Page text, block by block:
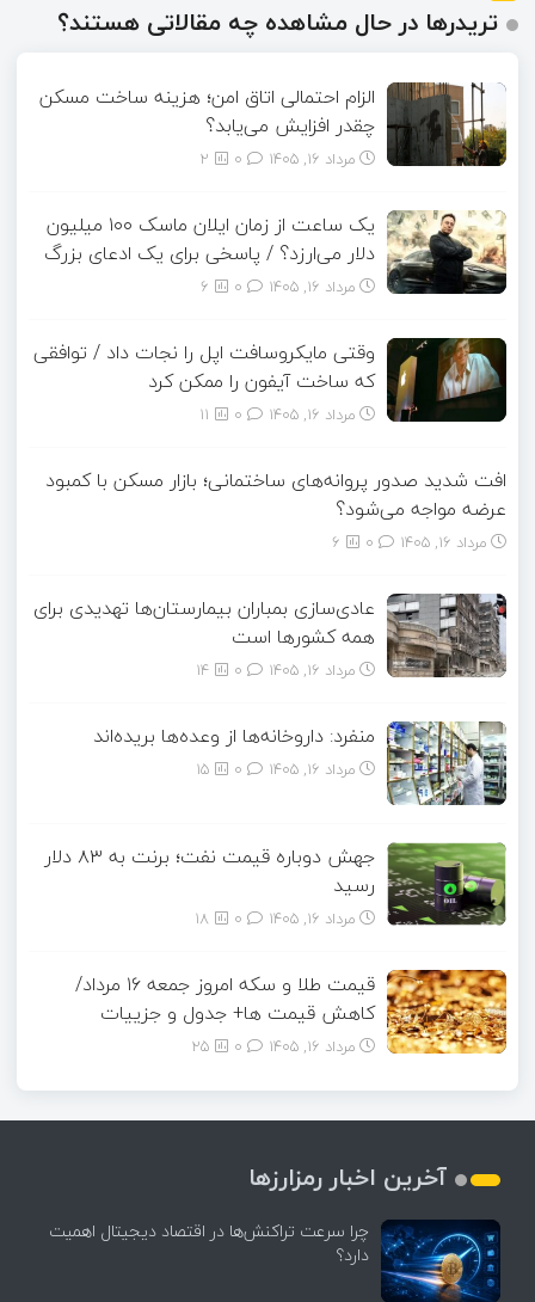
تریدرها در حال مشاهده چه مقالاتی هستند؟
الزام احتمالی اتاق امن؛ هزینه ساخت مسکن
چقدر افزایش می‌یابد؟
مرداد ۱۶, ۱۴۰۵ 2
یک ساعت از زمان ایلان ماسک ۱۰۰ میلیون
دلار می‌ارزد؟ / پاسخی برای یک ادعای بزرگ
مرداد ۱۶, ۱۴۰۵ 6
وقتی مایکروسافت اپل را نجات داد / توافقی
که ساخت آیفون را ممکن کرد
مرداد ۱۶, ۱۴۰۵ 11
افت شدید صدور پروانه‌های ساختمانی؛ بازار مسکن با کمبود
عرضه مواجه می‌شود؟
مرداد ۱۶, ۱۴۰۵ 6
عادی‌سازی بمباران بیمارستان‌ها تهدیدی برای
همه کشورها است
مرداد ۱۶, ۱۴۰۵ 14
منفرد: داروخانه‌ها از وعده‌ها بریده‌اند
مرداد ۱۶, ۱۴۰۵ 15
جهش دوباره قیمت نفت؛ برنت به ۸۳ دلار
رسید
مرداد ۱۶, ۱۴۰۵ 18
قیمت طلا و سکه امروز جمعه ۱۶ مرداد/
کاهش قیمت ها+ جدول و جزییات
مرداد ۱۶, ۱۴۰۵ 25
آخرین اخبار رمزارزها
چرا سرعت تراکنش‌ها در اقتصاد دیجیتال اهمیت
دارد؟